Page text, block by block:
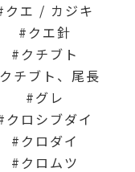
クエ / カジキ
クエ針
クチブト
クチブト、尾長
グレ
クロシブダイ
クロダイ
クロムツ